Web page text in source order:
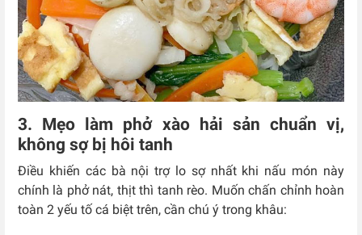
3. Mẹo làm phở xào hải sản chuẩn vị,
không sợ bị hôi tanh
Điều khiến các bà nội trợ lo sợ nhất khi nấu món này
chính là phở nát, thịt thì tanh rèo. Muốn chấn chỉnh hoàn
toàn 2 yếu tố cá biệt trên, cần chú ý trong khâu: